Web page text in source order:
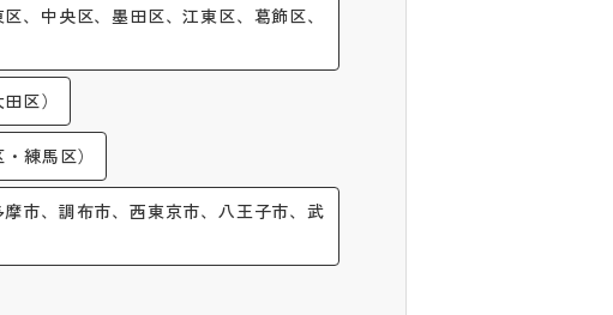
、中央区、墨田区、江東区、葛飾区、
区）
練馬区）
市、調布市、西東京市、八王子市、武